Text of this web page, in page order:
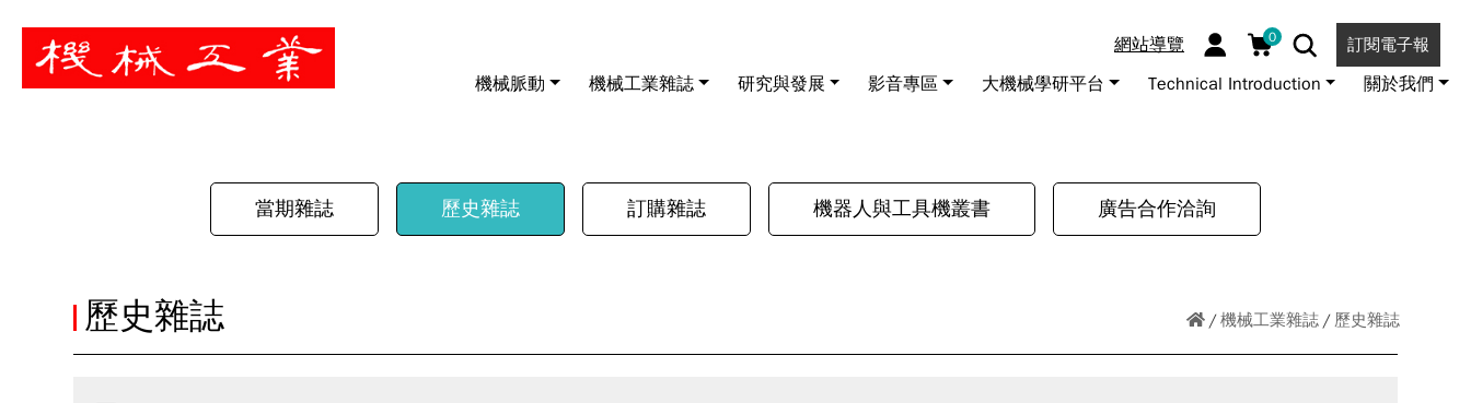
網站導覽 0 訂閱電子報
機械脈動 機械工業雜誌 研究與發展 影音專區 大機械學研平台 Technical Introduction 關於我們
暫停
當期雜誌 歷史雜誌 訂購雜誌 機器人與工具機叢書 廣告合作洽詢
機械工業雜誌 歷史雜誌
歷史雜誌